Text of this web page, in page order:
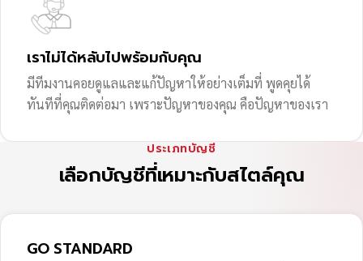
เราไม่ได้หลับไปพร้อมกับคุณ
มีทีมงานคอยดูแลและแก้ปัญหาให้อย่างเต็มที่ พูดคุยได้
ทันทีที่คุณติดต่อมา เพราะปัญหาของคุณ คือปัญหาของเรา
ประเภทบัญชี
เลือกบัญชีที่เหมาะกับสไตล์คุณ
GO STANDARD